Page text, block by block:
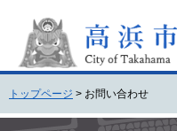
頭
で
飛
ば
トップページ > お問い合わせ